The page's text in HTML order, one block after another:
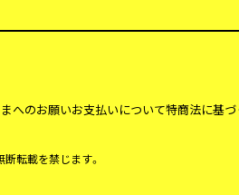
へのお願いお支払いについて特商法に基
断転載を禁じます。